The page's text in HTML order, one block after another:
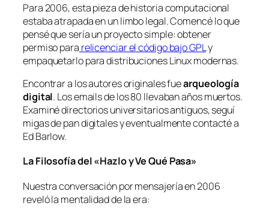
Para 2006, esta pieza de historia computacional
estaba atrapada en un limbo legal. Comencé lo que
pensé que sería un proyecto simple: obtener
permiso para relicenciar el código bajo GPLy
empaquetarlo para distribuciones Linux modernas.
Encontrar a los autores originales fuearqueología
digital. Los emails de los 80 llevaban años muertos.
Examiné directorios universitarios antiguos, seguí
migas de pan digitales y eventualmente contacté a
Ed Barlow.
La Filosofía del «Hazlo y Ve Qué Pasa»
Nuestra conversación por mensajería en 2006
reveló la mentalidad de la era: